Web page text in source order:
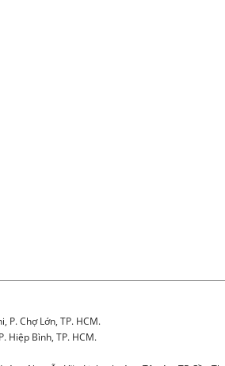
P. Chợ Lớn, TP. HCM.
Hiệp Bình, TP. HCM.